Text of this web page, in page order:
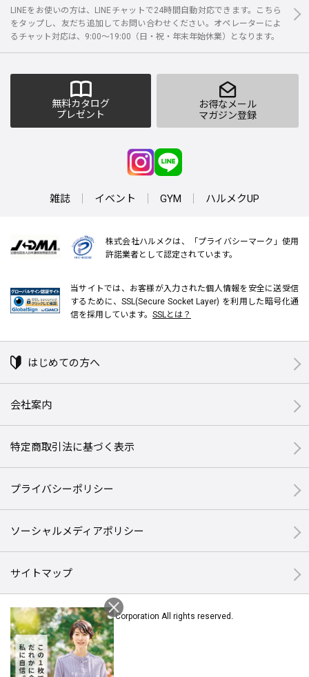
LINEをお使いの方は、LINEチャットで24時間自動対応できます。こちら
をタップし、友だち追加してお問い合わせください。オペレーターによ
るチャット対応は、9:00～19:00（日・祝・年末年始休業）となります。
無料カタログ
プレゼント
お得なメール
マガジン登録
雑誌 イベント GYM ハルメクUP
株式会社ハルメクは、「プライバシーマーク」使用
許諾業者として認定されています。
当サイトでは、お客様が入力された個人情報を安全に送受信
するために、SSL(Secure Socket Layer) を利用した暗号化通
信を採用しています。 SSLとは？
はじめての方へ
会社案内
特定商取引法に基づく表示
プライバシーポリシー
ソーシャルメディアポリシー
サイトマップ
© Halmek Corporation All rights reserved.